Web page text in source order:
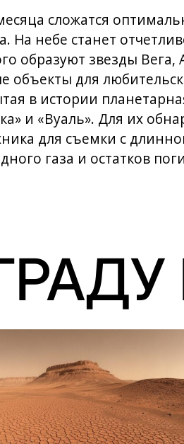
сложатся
На небе станет
образуют звезды Вега,
объекты для
в истории
и «Вуаль». Для их
для съемки с
газа и остатков